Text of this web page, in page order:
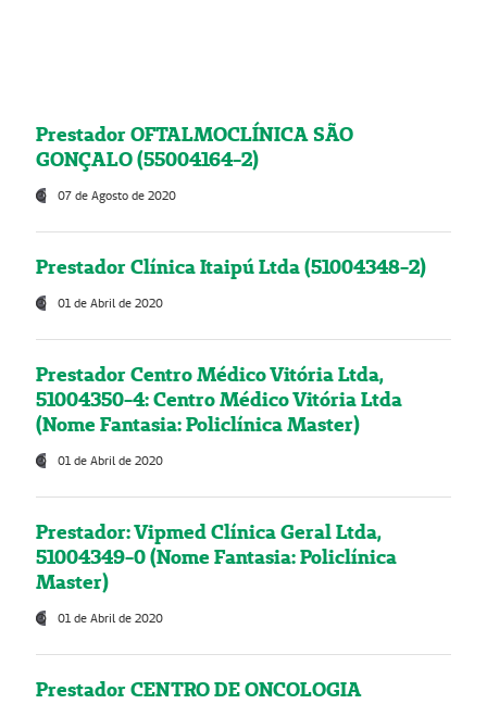
Prestador OFTALMOCLÍNICA SÃO
GONÇALO (55004164-2)
07 de Agosto de 2020
Prestador Clínica Itaipú Ltda (51004348-2)
01 de Abril de 2020
Prestador Centro Médico Vitória Ltda,
51004350-4: Centro Médico Vitória Ltda
(Nome Fantasia: Policlínica Master)
01 de Abril de 2020
Prestador: Vipmed Clínica Geral Ltda,
51004349-0 (Nome Fantasia: Policlínica
Master)
01 de Abril de 2020
Prestador CENTRO DE ONCOLOGIA